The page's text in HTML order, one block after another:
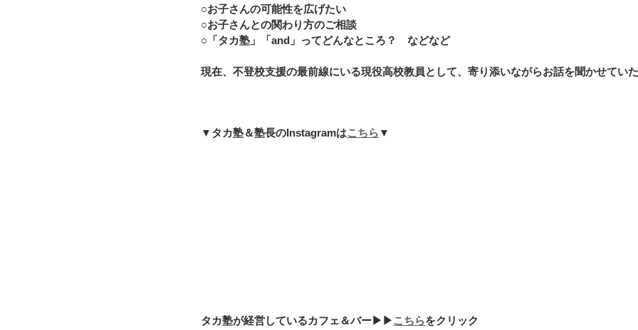
○お子さんの可能性を広げたい
○お子さんとの関わり方のご相談
○「タカ塾」「and」ってどんなところ？　などなど
現在、不登校支援の最前線にいる現役高校教員として、寄り添いながらお話を聞かせてい
▼タカ塾＆塾長のInstagramはこちら ▼
タカ塾が経営しているカフェ＆バー▶︎▶︎こちらをクリック